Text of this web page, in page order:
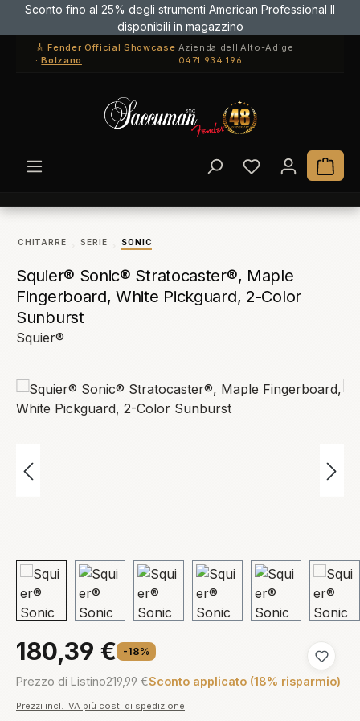
Passa al contenuto principale
Sconto fino al 25% degli strumenti American Professional II
disponibili in magazzino
🎸 Fender Official Showcase
·Bolzano
Azienda dell'Alto-Adige ·
0471 934 196
Hai 0 articoli
Il
CHITARRE SERIE SONIC
Squier® Sonic® Stratocaster®, Maple
Fingerboard, White Pickguard, 2-Color
Sunburst
Squier®
180,39 € -18%
Prezzo di Listino219,99 €Sconto applicato (18% risparmio)
Prezzi incl. IVA più costi di spedizione